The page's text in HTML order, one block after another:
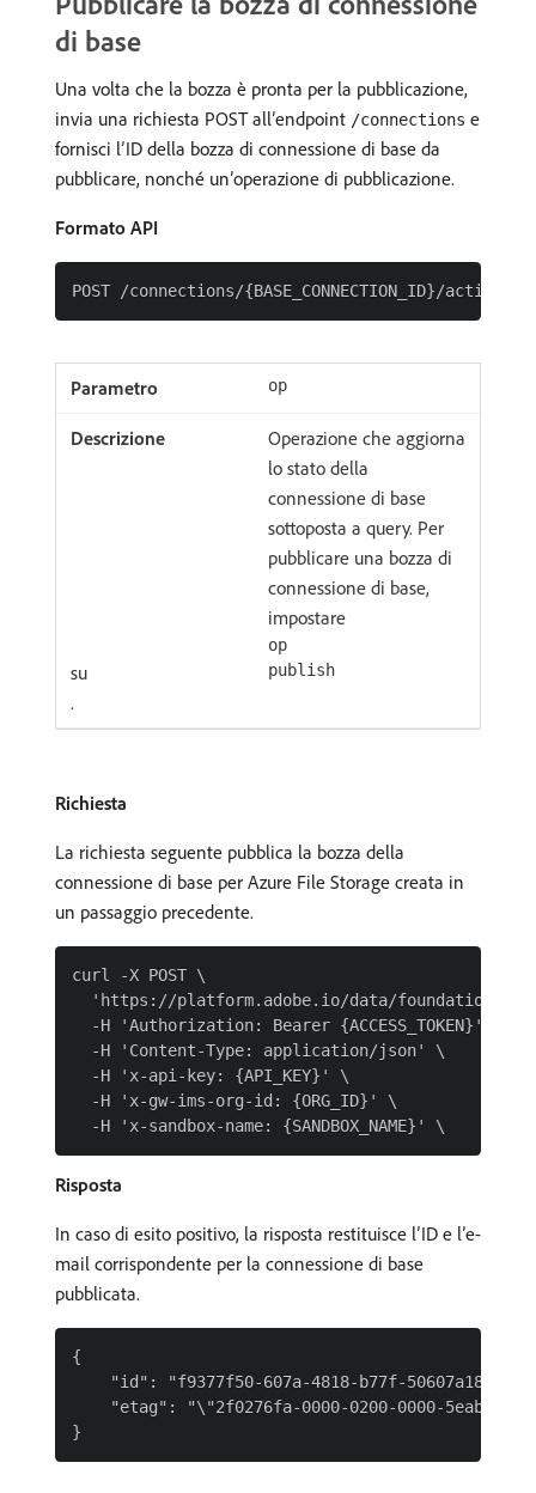
di base
Una volta che la bozza è pronta per la pubblicazione,
invia una richiesta POST all’endpoint /connections e
fornisci l’ID della bozza di connessione di base da
pubblicare, nonché un’operazione di pubblicazione.
Formato API
op
Operazione che aggiorna
lo stato della
connessione di base
sottoposta a query. Per
pubblicare una bozza di
connessione di base,
impostare
op
su publish
.
Richiesta
La richiesta seguente pubblica la bozza della
connessione di base per Azure File Storage creata in
un passaggio precedente.
curl -X POST \
'https://platform.adobe.io/data/foundation/
  -H 'Authorization: Bearer {ACCESS_TOKEN}' \
  -H 'Content-Type: application/json' \
  -H 'x-api-key: {API_KEY}' \
  -H 'x-gw-ims-org-id: {ORG_ID}' \
Risposta
In caso di esito positivo, la risposta restituisce l’ID e l’e-
mail corrispondente per la connessione di base
pubblicata.
{
"id": "f9377f50-607a-4818-b77f-
"etag": "\"2f0276fa-0000-0200-0000-